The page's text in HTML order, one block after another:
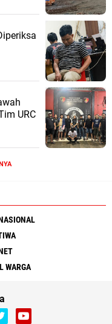
URC
WARGA